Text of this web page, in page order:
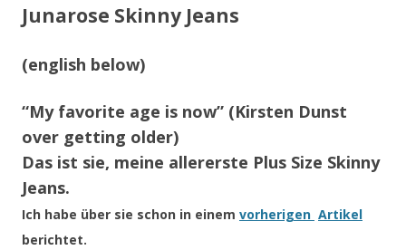
Junarose Skinny Jeans
(english below)
“My favorite age is now” (Kirsten Dunst
over getting older)
Das ist sie, meine allererste Plus Size Skinny
Jeans.
Ich habe über sie schon in einem vorherigen Artikel
berichtet.